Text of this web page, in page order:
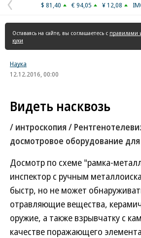
Предыдущая
страница
$ 81,40 € 94,05 ¥ 12,08
Оставаясь на сайте, вы соглашаетесь с правилами
куки
Наука
12.12.2016, 00:00
Видеть насквозь
/ интроскопия /
досмотровое оборудование
Досмотр по схеме "рамка-
инспектор с ручным
быстр, но не может
отравляющие вещества,
оружие, а также взрывчатку с
качестве поражающего